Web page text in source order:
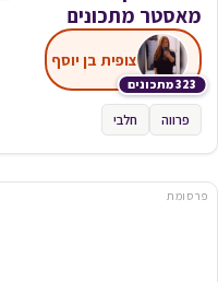
מאסטר מתכונים
323 מתכונים
צופית בן יוסף
פרווה חלבי
פרסומת